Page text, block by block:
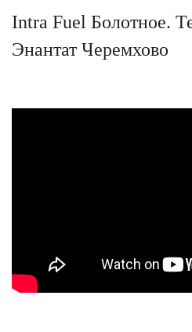
Intra Fuel Болотное.
Энантат Черемхово